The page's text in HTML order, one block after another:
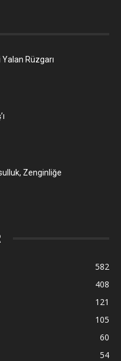
Yalan Rüzgarı
Zenginliğe
582
408
121
105
60
54